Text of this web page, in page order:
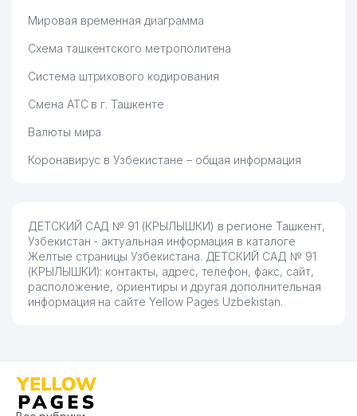
Мировая временная диаграмма
Схема ташкентского метрополитена
Система штрихового кодирования
Смена АТС в г. Ташкенте
Валюты мира
Коронавирус в Узбекистане – общая информация
ДЕТСКИЙ САД № 91 (КРЫЛЫШКИ) в регионе Ташкент,
Узбекистан - актуальная информация в каталоге
Желтые страницы Узбекистана. ДЕТСКИЙ САД № 91
(КРЫЛЫШКИ): контакты, адрес, телефон, факс, сайт,
расположение, ориентиры и другая дополнительная
информация на сайте Yellow Pages Uzbekistan.